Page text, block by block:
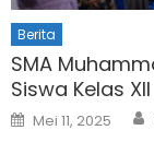
Berita
SMA
Siswa Kelas
Posted
on
Mei 11, 2025